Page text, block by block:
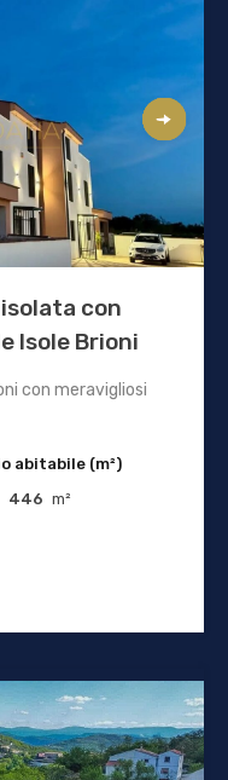
con
Isole Brioni
con meravigliosi
abitabile (m²)
446 m²